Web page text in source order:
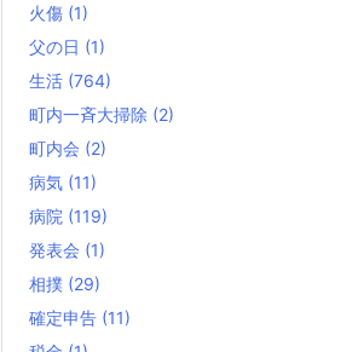
火傷 (1)
父の日 (1)
生活 (764)
町内一斉大掃除 (2)
町内会 (2)
病気 (11)
病院 (119)
発表会 (1)
相撲 (29)
確定申告 (11)